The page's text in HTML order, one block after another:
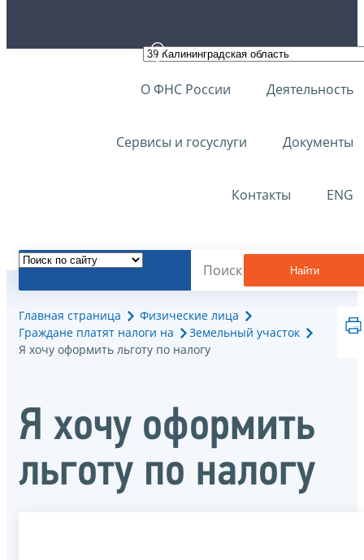
О ФНС России Деятельность
Сервисы и госуслуги Документы
Контакты ENG
Найти
Главная страница
Физические лица
Граждане платят налоги на
Земельный участок
Я хочу оформить льготу по налогу
Я хочу оформить
льготу по налогу